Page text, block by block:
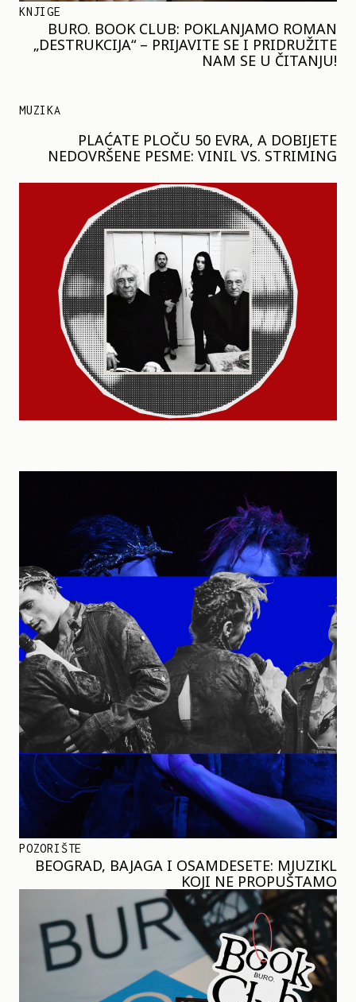
KNJIGE
BURO. BOOK CLUB: POKLANJAMO ROMAN
„DESTRUKCIJA“ – PRIJAVITE SE I PRIDRUŽITE
NAM SE U ČITANJU!
MUZIKA
PLAĆATE PLOČU 50 EVRA, A DOBIJETE
NEDOVRŠENE PESME: VINIL VS. STRIMING
POZORIŠTE
BEOGRAD, BAJAGA I OSAMDESETE: MJUZIKL
KOJI NE PROPUŠTAMO